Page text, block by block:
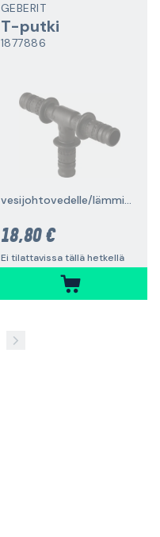
GEBERIT
T-putki
1877886
vesijohtovedelle/lämmitykselle/jäähdytykselle
18,80 €
Ei tilattavissa tällä hetkellä